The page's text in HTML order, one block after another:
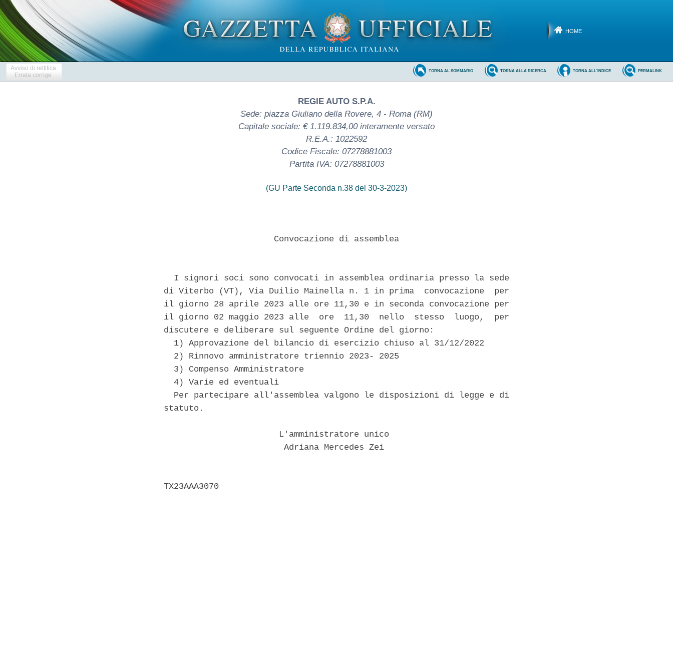
HOME
Avviso di rettifica
Errata corrige
PERMALINK
TORNA ALL'INDICE
TORNA ALLA RICERCA
TORNA AL SOMMARIO
REGIE AUTO S.P.A.
Sede: piazza Giuliano della Rovere, 4 - Roma (RM)
Capitale sociale: € 1.119.834,00 interamente versato
R.E.A.: 1022592
Codice Fiscale: 07278881003
Partita IVA: 07278881003
(GU Parte Seconda n.38 del 30-3-2023)
                      Convocazione di assemblea
  I signori soci sono convocati in assemblea ordinaria presso la sede
di Viterbo (VT), Via Duilio Mainella n. 1 in prima  convocazione  per
il giorno 28 aprile 2023 alle ore 11,30 e in seconda convocazione per
il giorno 02 maggio 2023 alle  ore  11,30  nello  stesso  luogo,  per
discutere e deliberare sul seguente Ordine del giorno:
  1) Approvazione del bilancio di esercizio chiuso al 31/12/2022
  2) Rinnovo amministratore triennio 2023- 2025
  3) Compenso Amministratore
  4) Varie ed eventuali
  Per partecipare all'assemblea valgono le disposizioni di legge e di
statuto.
                       L'amministratore unico
                        Adriana Mercedes Zei